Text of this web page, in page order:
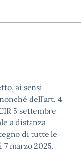
ai sensi
dell’art. 4
5 settembre
a distanza
di tutte le
marzo 2025,